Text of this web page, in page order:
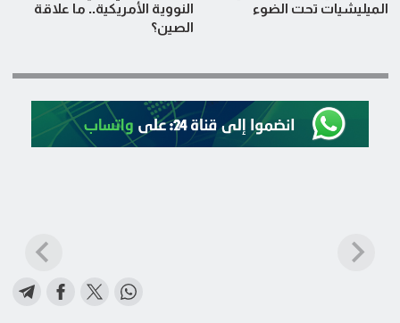
الميليشيات تحت الضوء
النووية الأمريكية.. ما علاقة
الصين؟